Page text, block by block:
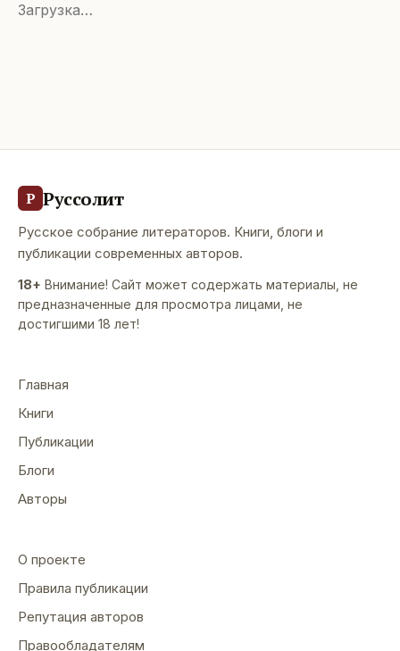
Загрузка…
Р Руссолит
Русское собрание литераторов. Книги, блоги и
публикации современных авторов.
18+ Внимание! Сайт может содержать материалы, не
предназначенные для просмотра лицами, не
достигшими 18 лет!
Главная
Книги
Публикации
Блоги
Авторы
О проекте
Правила публикации
Репутация авторов
Правообладателям